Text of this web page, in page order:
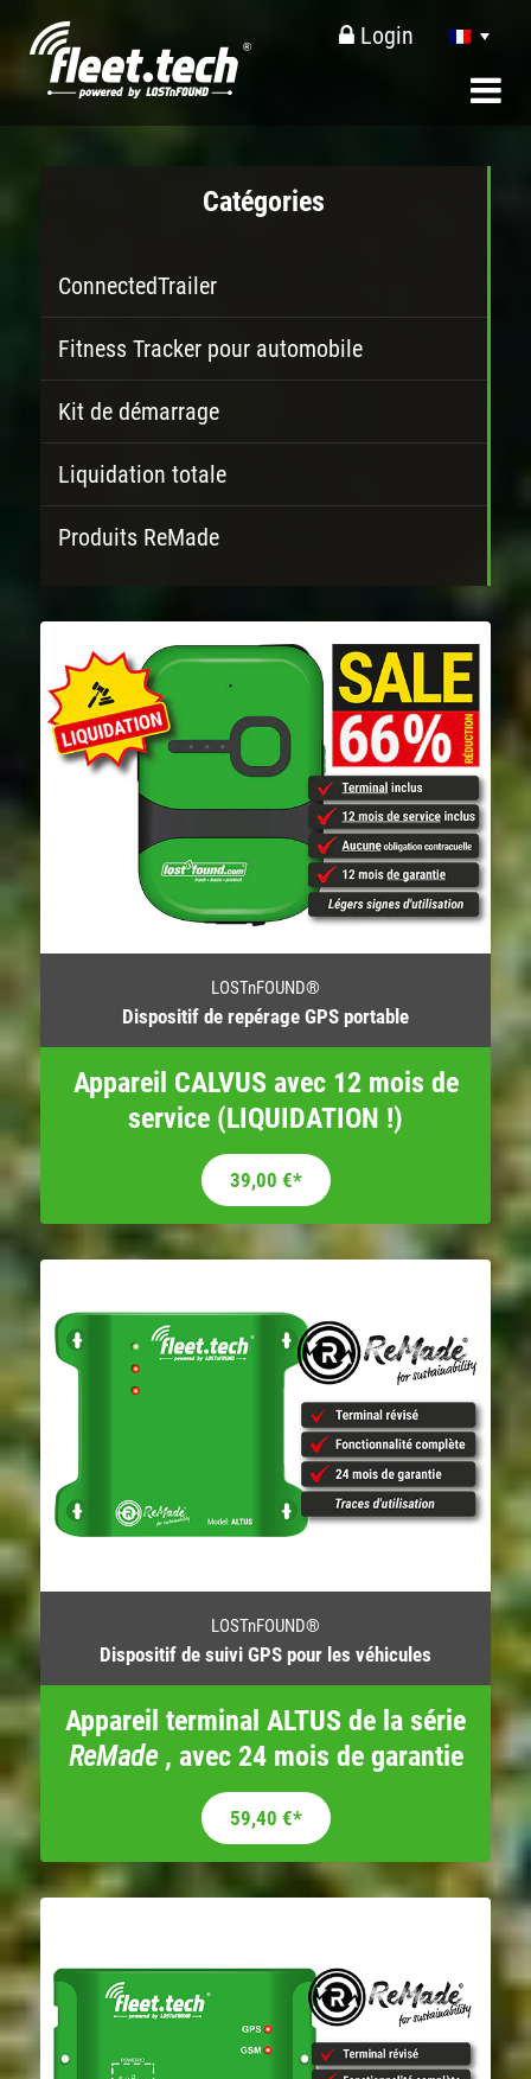
Login
Catégories
ConnectedTrailer
Fitness Tracker pour automobile
Kit de démarrage
Liquidation totale
Produits ReMade
LOSTnFOUND®
Dispositif de repérage GPS portable
Appareil CALVUS avec 12 mois de
service (LIQUIDATION !)
Le prix initial était : 184,25 €.
39,00 €Le prix actuel est : 39,00 €.
*
LOSTnFOUND®
Dispositif de suivi GPS pour les véhicules
Appareil terminal ALTUS de la série
ReMade, avec 24 mois de garantie
Le prix initial était : 99,00 €.
59,40 €Le prix actuel est : 59,40 €.
*